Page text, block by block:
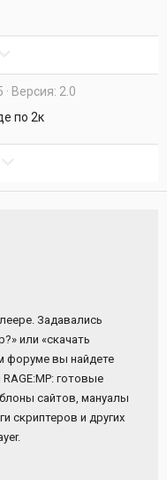
o
w
n
o
e
Версия: 2.0
по 2к
Задавались
или «скачать
форуме вы найдете
готовые
сайтов, мануалы
скриптеров и других